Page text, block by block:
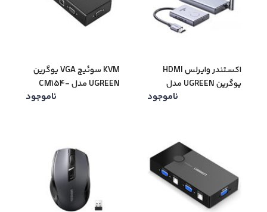
اکستندر وایرلس HDMI
یوگرین UGREEN مدل
ناموجود
KVM سوئیچ VGA یوگرین
UGREEN مدل CM154-
ناموجود